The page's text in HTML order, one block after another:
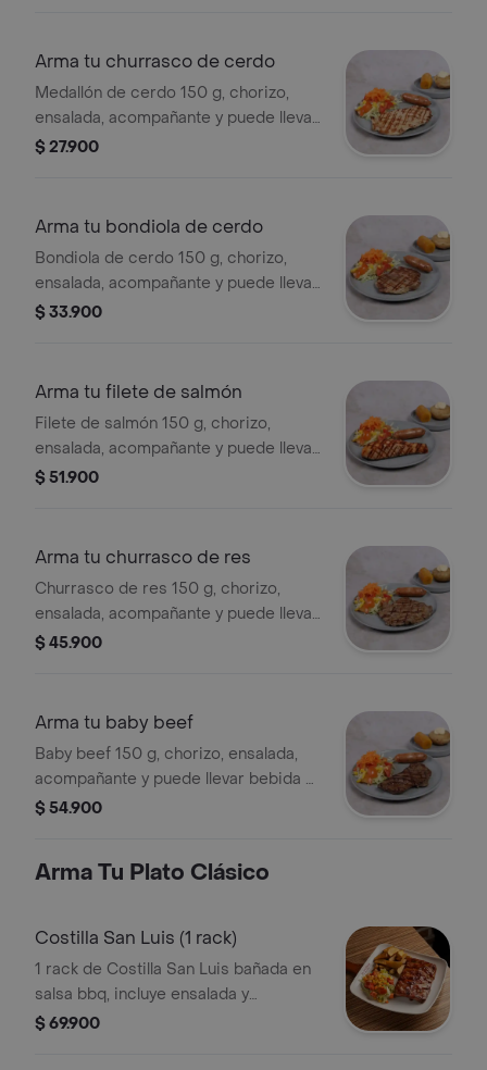
Arma tu churrasco de cerdo
Medallón de cerdo 150 g, chorizo,
ensalada, acompañante y puede llevar
bebida a elección por un valor
$ 27.900
Arma tu bondiola de cerdo
Bondiola de cerdo 150 g, chorizo,
ensalada, acompañante y puede llevar
bebida a elección por un valor
$ 33.900
Arma tu filete de salmón
Filete de salmón 150 g, chorizo,
ensalada, acompañante y puede llevar
bebida a elección por un valor
$ 51.900
Arma tu churrasco de res
Churrasco de res 150 g, chorizo,
ensalada, acompañante y puede llevar
bebida a elección por un valor
$ 45.900
Arma tu baby beef
Baby beef 150 g, chorizo, ensalada,
acompañante y puede llevar bebida a
elección por un valor adicional.
$ 54.900
Arma Tu Plato Clásico
Costilla San Luis (1 rack)
1 rack de Costilla San Luis bañada en
salsa bbq, incluye ensalada y
acompañante a elección.
$ 69.900